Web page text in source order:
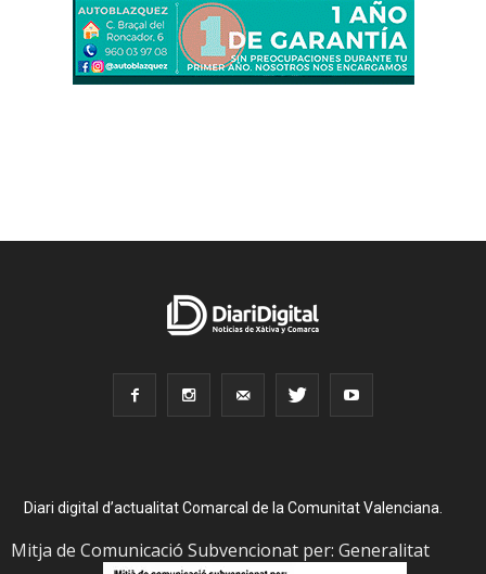
Diari digital d’actualitat Comarcal de la Comunitat Valenciana.
Mitja de Comunicació Subvencionat per: Generalitat